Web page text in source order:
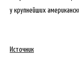
у крупнейших
Источник